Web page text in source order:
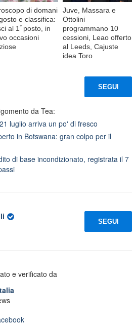
di domani
e classifica:
al 1ﾟposto, in
occasioni
Juve, Massara e
Ottolini
programmano 10
cessioni, Leao offerto
al Leeds, Cajuste
idea Toro
SEGUI
da Tea:
luglio arriva un po' di fresco
in Botswana: gran colpo per il
di base incondizionato, registrata il 7
SEGUI
e verificato da